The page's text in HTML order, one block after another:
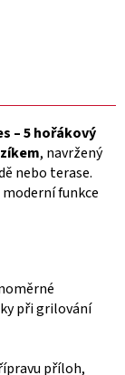
– 5 hořákový
, navržený
nebo terase.
funkce
při grilování
příloh,